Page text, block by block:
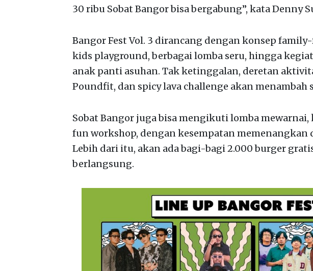
30 ribu Sobat Bangor bisa bergabung”, kata Denny
Bangor Fest Vol. 3 dirancang dengan konsep
kids playground, berbagai lomba seru, hingga
anak panti asuhan. Tak ketinggalan, deretan
Poundfit, dan spicy lava challenge akan menambah
Sobat Bangor juga bisa mengikuti lomba
fun workshop, dengan kesempatan memenangkan
Lebih dari itu, akan ada bagi-bagi 2.000 burger
berlangsung.